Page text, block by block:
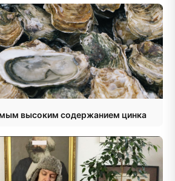
высоким содержанием цинка